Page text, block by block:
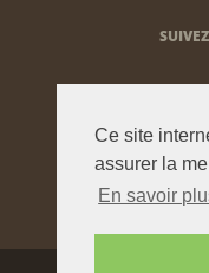
Ce site
assurer la
En savoir
Pour vous